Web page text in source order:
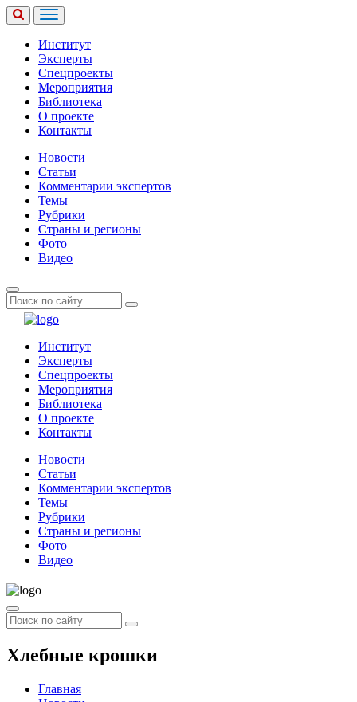
Институт
Эксперты
Спецпроекты
Мероприятия
Библиотека
О проекте
Контакты
Новости
Статьи
Комментарии экспертов
Темы
Рубрики
Страны и регионы
Фото
Видео
Институт
Эксперты
Спецпроекты
Мероприятия
Библиотека
О проекте
Контакты
Новости
Статьи
Комментарии экспертов
Темы
Рубрики
Страны и регионы
Фото
Видео
Хлебные крошки
Главная